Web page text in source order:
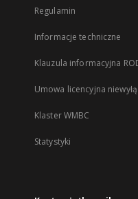
Regulamin
Informacje techniczne
Klauzula informacyjna
Umowa licencyjna
Klaster WMBC
Statystyki